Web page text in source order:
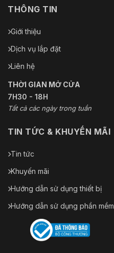
THÔNG TIN
Giới thiệu
Dịch vụ lắp đặt
Liên hệ
THỜI GIAN MỞ CỬA
7H30 - 18H
Tất cả các ngày trong tuần
TIN TỨC & KHUYẾN MÃI
Tin tức
Khuyến mãi
Hướng dẫn sử dụng thiết bị
Hướng dẫn sử dụng phần mềm